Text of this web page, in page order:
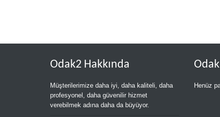
Odak2 Hakkında
Müşterilerimize daha iyi, daha kaliteli, daha
profesyonel, daha güvenilir hizmet
verebilmek adına daha da büyüyor.
Henüz